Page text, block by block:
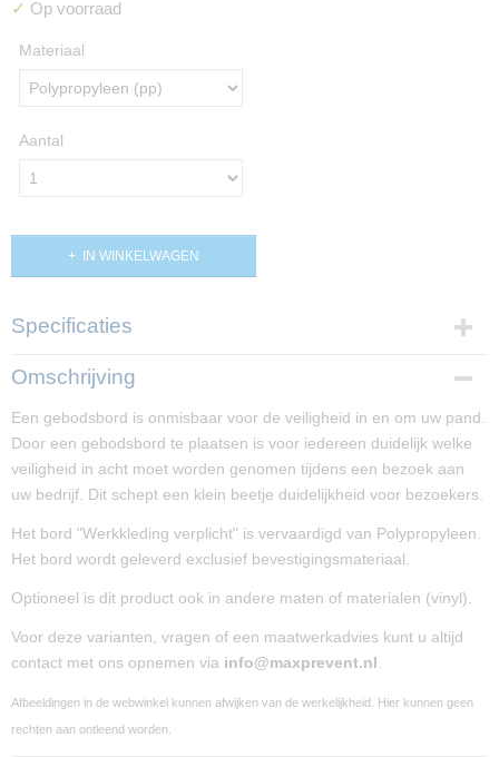
✓ Op voorraad
Materiaal
Aantal
IN WINKELWAGEN
Specificaties
Productcode
Afmetingen (l,b,h)
20 x 20 x 0 cm
Omschrijving
Een gebodsbord is onmisbaar voor de veiligheid in en om uw pand.
Door een gebodsbord te plaatsen is voor iedereen duidelijk welke
veiligheid in acht moet worden genomen tijdens een bezoek aan
uw bedrijf. Dit schept een klein beetje duidelijkheid voor bezoekers.
Het bord "Werkkleding verplicht" is vervaardigd van Polypropyleen.
Het bord wordt geleverd exclusief bevestigingsmateriaal.
Optioneel is dit product ook in andere maten of materialen (vinyl).
Voor deze varianten, vragen of een maatwerkadvies kunt u altijd
contact met ons opnemen via info@maxprevent.nl
Afbeeldingen in de webwinkel kunnen afwijken van de werkelijkheid. Hier kunnen geen
rechten aan ontleend worden.